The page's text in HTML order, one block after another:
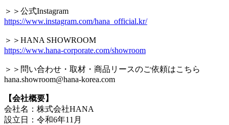
＞＞公式Instagram
https://www.instagram.com/hana_official.kr/
＞＞HANA SHOWROOM
https://www.hana-corporate.com/showroom
＞＞問い合わせ・取材・商品リースのご依頼はこちら
hana.showroom@hana-korea.com
【会社概要】
会社名：株式会社HANA
設立日：令和6年11月